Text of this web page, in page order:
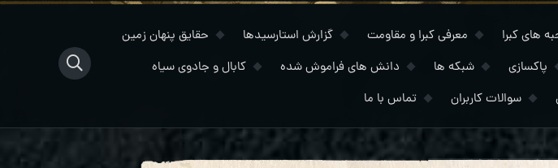
های کبرا معرفی کبرا و مقاومت گزارش استارسیدها
حقایق پنهان زمین
پاکسازی شبکه ها دانش های فراموش شده
کابال و جادوی سیاه
سوالات کاربران تماس با ما